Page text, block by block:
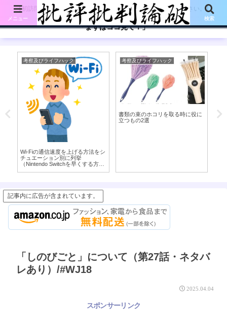
【初訪問の方は、下記の「まずはココ見て!」ボタンをご覧ください。】
「まずはココ見て！」
考察及びライフハック
Wi-Fiの通信速度を上げる方法をシ
チュエーション別に列挙
（Nintendo Switchを早くする方法
考察及びライフハック
書類の束のホコリを取る時に役に
立つもの2選
寝
記事内に広告が含まれています。
「しのびごと」について（第27話・ネタバ
レあり）/#WJ18
2025.04.04
スポンサーリンク
メニュー 検索